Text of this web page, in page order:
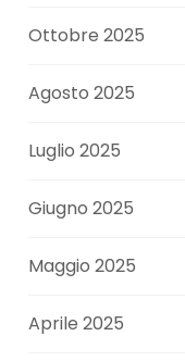
Ottobre 2025
Agosto 2025
Luglio 2025
Giugno 2025
Maggio 2025
Aprile 2025